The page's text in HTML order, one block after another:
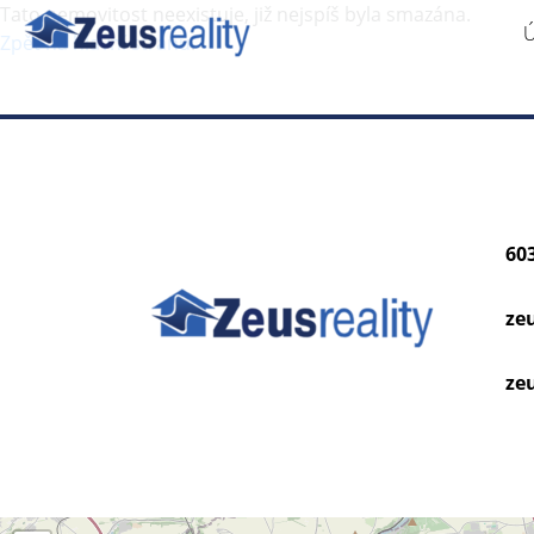
Tato nemovitost neexistuje, již nejspíš byla smazána.
Zpět na hlavní stranu.